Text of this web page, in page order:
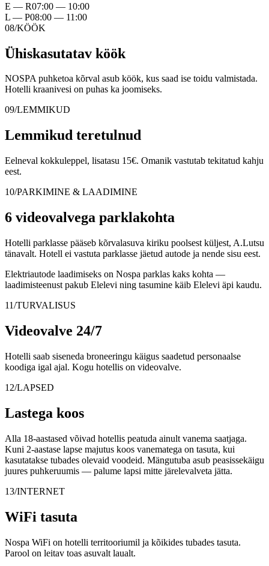
E — R07:00 — 10:00
L — P08:00 — 11:00
08/KÖÖK
Ühiskasutatav köök
NOSPA puhketoa kõrval asub köök, kus saad ise toidu valmistada.
Hotelli kraanivesi on puhas ka joomiseks.
09/LEMMIKUD
Lemmikud teretulnud
Eelneval kokkuleppel, lisatasu 15€. Omanik vastutab tekitatud kahju
eest.
10/PARKIMINE & LAADIMINE
6 videovalvega parklakohta
Hotelli parklasse pääseb kõrvalasuva kiriku poolsest küljest, A.Lutsu
tänavalt. Hotell ei vastuta parklasse jäetud autode ja nende sisu eest.
Elektriautode laadimiseks on Nospa parklas kaks kohta —
laadimisteenust pakub Elelevi ning tasumine käib Elelevi äpi kaudu.
11/TURVALISUS
Videovalve 24/7
Hotelli saab siseneda broneeringu käigus saadetud personaalse
koodiga igal ajal. Kogu hotellis on videovalve.
12/LAPSED
Lastega koos
Alla 18-aastased võivad hotellis peatuda ainult vanema saatjaga.
Kuni 2-aastase lapse majutus koos vanematega on tasuta, kui
kasutatakse tubades olevaid voodeid. Mängutuba asub peasissekäigu
juures puhkeruumis — palume lapsi mitte järelevalveta jätta.
13/INTERNET
WiFi tasuta
Nospa WiFi on hotelli territooriumil ja kõikides tubades tasuta.
Parool on leitav toas asuvalt laualt.